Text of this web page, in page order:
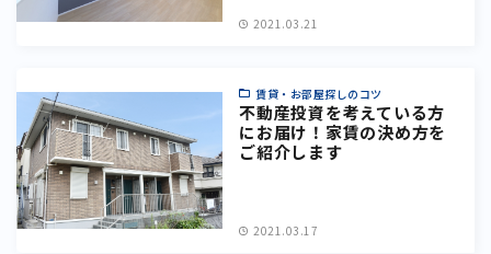
2021.03.21
賃貸・お部屋探しのコツ
不動産投資を考えている方
にお届け！家賃の決め方を
ご紹介します
2021.03.17